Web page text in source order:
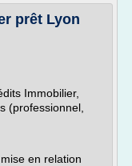
prêt Lyon
Immobilier,
(professionnel,
en relation